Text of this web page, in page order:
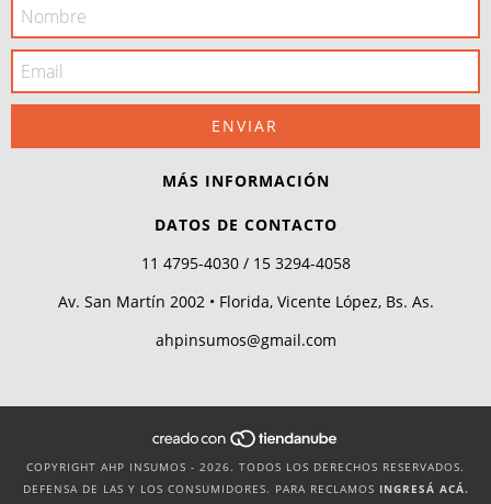
MÁS INFORMACIÓN
DATOS DE CONTACTO
11 4795-4030 / 15 3294-4058
Av. San Martín 2002 • Florida, Vicente López, Bs. As.
ahpinsumos@gmail.com
COPYRIGHT AHP INSUMOS - 2026. TODOS LOS DERECHOS RESERVADOS.
DEFENSA DE LAS Y LOS CONSUMIDORES. PARA RECLAMOS INGRESÁ ACÁ.